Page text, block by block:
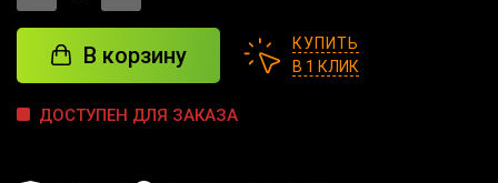
В корзину
КУПИТЬ
В 1 КЛИК
ДОСТУПЕН ДЛЯ ЗАКАЗА